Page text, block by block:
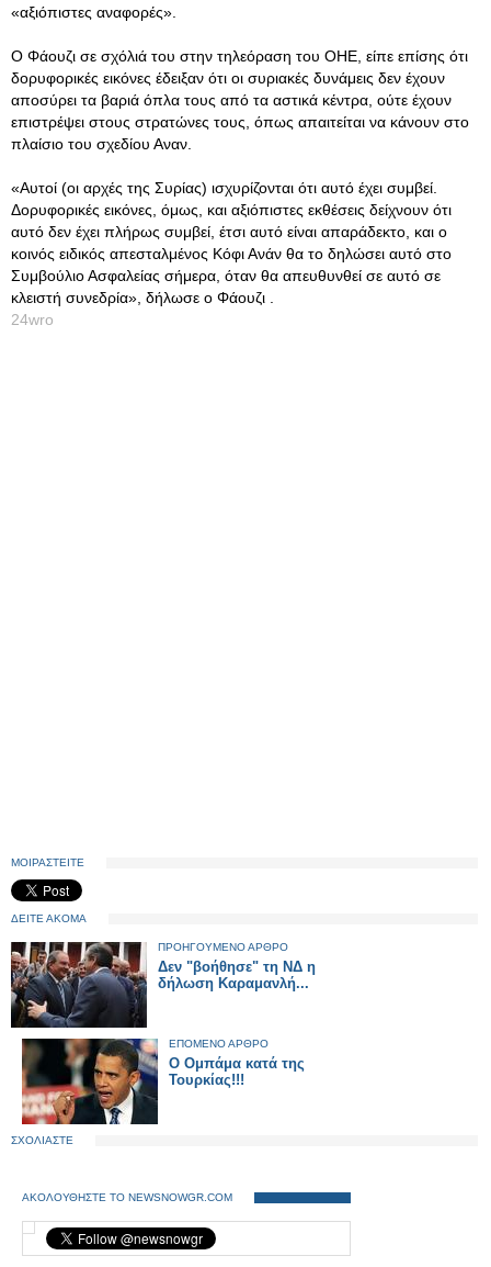
«αξιόπιστες αναφορές».
Ο Φάουζι σε σχόλιά του στην τηλεόραση του ΟΗΕ, είπε επίσης ότι
δορυφορικές εικόνες έδειξαν ότι οι συριακές δυνάμεις δεν έχουν
αποσύρει τα βαριά όπλα τους από τα αστικά κέντρα, ούτε έχουν
επιστρέψει στους στρατώνες τους, όπως απαιτείται να κάνουν στο
πλαίσιο του σχεδίου Αναν.
«Αυτοί (οι αρχές της Συρίας) ισχυρίζονται ότι αυτό έχει συμβεί.
Δορυφορικές εικόνες, όμως, και αξιόπιστες εκθέσεις δείχνουν ότι
αυτό δεν έχει πλήρως συμβεί, έτσι αυτό είναι απαράδεκτο, και ο
κοινός ειδικός απεσταλμένος Κόφι Ανάν θα το δηλώσει αυτό στο
Συμβούλιο Ασφαλείας σήμερα, όταν θα απευθυνθεί σε αυτό σε
κλειστή συνεδρία», δήλωσε ο Φάουζι .
24wro
ΜΟΙΡΑΣΤΕΙΤΕ
ΔΕΙΤΕ ΑΚΟΜΑ
ΠΡΟΗΓΟΥΜΕΝΟ ΑΡΘΡΟ
Δεν "βοήθησε" τη ΝΔ η
δήλωση Καραμανλή...
ΕΠΟΜΕΝΟ ΑΡΘΡΟ
Ο Ομπάμα κατά της
Τουρκίας!!!
ΣΧΟΛΙΑΣΤΕ
ΑΚΟΛΟΥΘΗΣΤΕ ΤΟ NEWSNOWGR.COM